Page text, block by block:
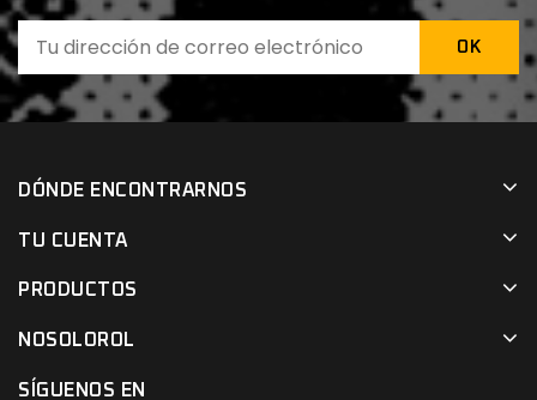
DÓNDE ENCONTRARNOS
TU CUENTA
PRODUCTOS
NOSOLOROL
SÍGUENOS EN